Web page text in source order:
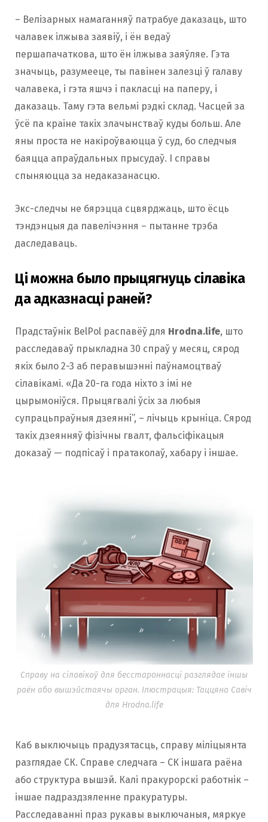
– Велізарных намаганняў патрабуе даказаць, што
чалавек ілжыва заявіў, і ён ведаў
першапачаткова, што ён ілжыва заяўляе. Гэта
значыць, разумееце, ты павінен залезці ў галаву
чалавека, і гэта яшчэ і пакласці на паперу, і
даказаць. Таму гэта вельмі рэдкі склад. Часцей за
ўсё па краіне такіх злачынстваў куды больш. Але
яны проста не накіроўваюцца ў суд, бо следчыя
баяцца апраўдальных прысудаў. І справы
спыняюцца за недаказанасцю.
Экс-следчы не бярэцца сцвярджаць, што ёсць
тэндэнцыя да павелічэння – пытанне трэба
даследаваць.
Ці можна было прыцягнуць сілавіка
да адказнасці раней?
Прадстаўнік BelPol распавёў для Hrodna.life, што
расследаваў прыкладна 30 спраў у месяц, сярод
якіх было 2-3 аб перавышэнні паўнамоцтваў
сілавікамі. «Да 20-га года ніхто з імі не
цырымоніўся. Прыцягвалі ўсіх за любыя
супрацьпраўныя дзеянні”, – лічыць крыніца. Сярод
такіх дзеянняў фізічны гвалт, фальсіфікацыя
доказаў — подпісаў і пратаколаў, хабару і іншае.
Справу на сілавікоў для бесстароннасці разглядае іншы
раён або вышэйстаячы орган. Ілюстрацыя: Таццяна Савіч
для Hrodna.life
Каб выключыць прадузятасць, справу міліцыянта
разглядае СК. Справe cледчага – СК іншага раёна
або структура вышэй. Калі пракурорскі работнік –
іншае падраздзяленне пракуратуры.
Расследаванні праз рукавы выключаныя, мяркуе